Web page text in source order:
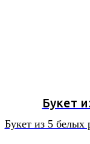
Букет
Букет из 5 белых